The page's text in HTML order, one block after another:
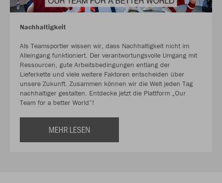
Nachhaltigkeit
Als Teamsportler wissen wir, dass Nachhaltigkeit nicht im
Alleingang funktioniert. Der verantwortungsvolle Umgang mit
Ressourcen, gute Arbeitsbedingungen entlang der
Lieferkette und viele weitere Faktoren entscheiden über
unsere Zukunft. Zusammen können wir die Welt jeden Tag
nachhaltiger gestalten. Entdecke jetzt die Plattform „Our
Team for a better World“!
MEHR LESEN